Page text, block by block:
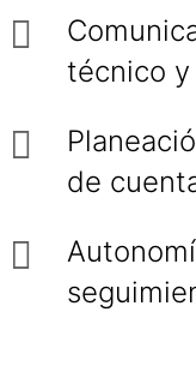
técnico
de